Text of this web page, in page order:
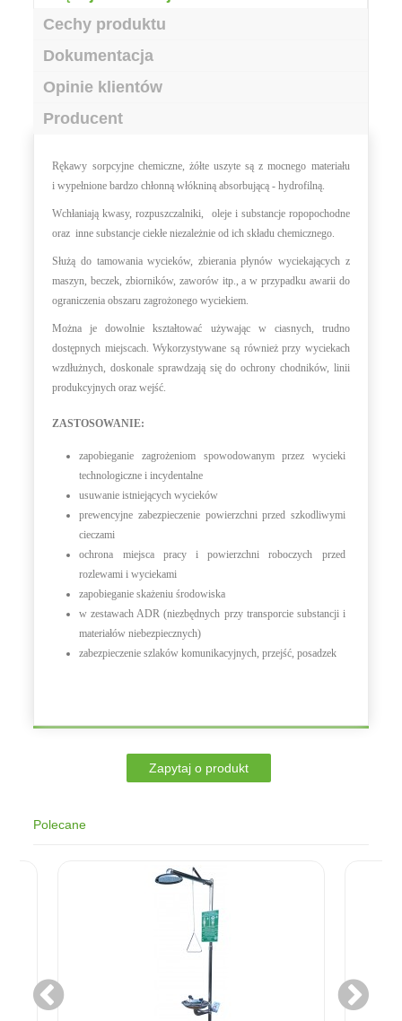
Cechy produktu
Dokumentacja
Opinie klientów
Producent
Rękawy sorpcyjne chemiczne, żółte uszyte są z mocnego materiału
i wypełnione bardzo chłonną włókniną absorbującą - hydrofilną.
Wchłaniają kwasy, rozpuszczalniki, oleje i substancje ropopochodne
oraz inne substancje ciekłe niezależnie od ich składu chemicznego.
Służą do tamowania wycieków, zbierania płynów wyciekających z
maszyn, beczek, zbiorników, zaworów itp., a w przypadku awarii do
ograniczenia obszaru zagrożonego wyciekiem.
Można je dowolnie kształtować używając w ciasnych, trudno
dostępnych miejscach. Wykorzystywane są również przy wyciekach
wzdłużnych, doskonale sprawdzają się do ochrony chodników, linii
produkcyjnych oraz wejść.
ZASTOSOWANIE:
zapobieganie zagrożeniom spowodowanym przez wycieki
technologiczne i incydentalne
usuwanie istniejących wycieków
prewencyjne zabezpieczenie powierzchni przed szkodliwymi
cieczami
ochrona miejsca pracy i powierzchni roboczych przed
rozlewami i wyciekami
zapobieganie skażeniu środowiska
w zestawach ADR (niezbędnych przy transporcie substancji i
materiałów niebezpiecznych)
zabezpieczenie szlaków komunikacyjnych, przejść, posadzek
Polecane